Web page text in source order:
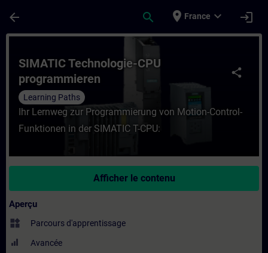
arrow_back search place France expand_more login
Cours - SIMATIC Technologie-CPU
share
SIMATIC Technologie-CPU
programmieren
Learning Paths
Ihr Lernweg zur Programmierung von Motion-Control-
Funktionen in der SIMATIC T-CPU:
Afficher le contenu
Aperçu
widgets Parcours d'apprentissage
Avancée